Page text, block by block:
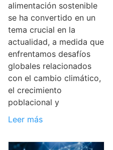
alimentación sostenible
se ha convertido en un
tema crucial en la
actualidad, a medida que
enfrentamos desafíos
globales relacionados
con el cambio climático,
el crecimiento
poblacional y
Leer más